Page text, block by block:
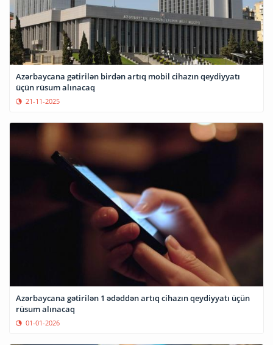
Azərbaycana gətirilən birdən artıq mobil cihazın qeydiyyatı
üçün rüsum alınacaq
21-11-2025
Azərbaycana gətirilən 1 ədəddən artıq cihazın qeydiyyatı üçün
rüsum alınacaq
01-01-2026